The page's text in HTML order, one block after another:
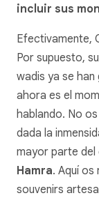
incluir sus
Efectivamente,
Por supuesto,
wadis ya se
ahora es el
hablando. No
dada la
mayor parte del
Hamra. Aquí os
souvenirs